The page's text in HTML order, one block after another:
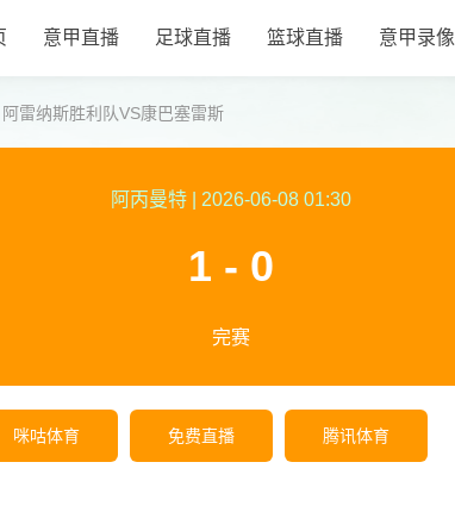
意甲直播 足球直播 篮球直播 意甲录像
阿雷纳斯胜利队VS康巴塞雷斯
阿丙曼特 2026-06-08 01:30
1 - 0
完赛
咪咕体育 免费直播 腾讯体育